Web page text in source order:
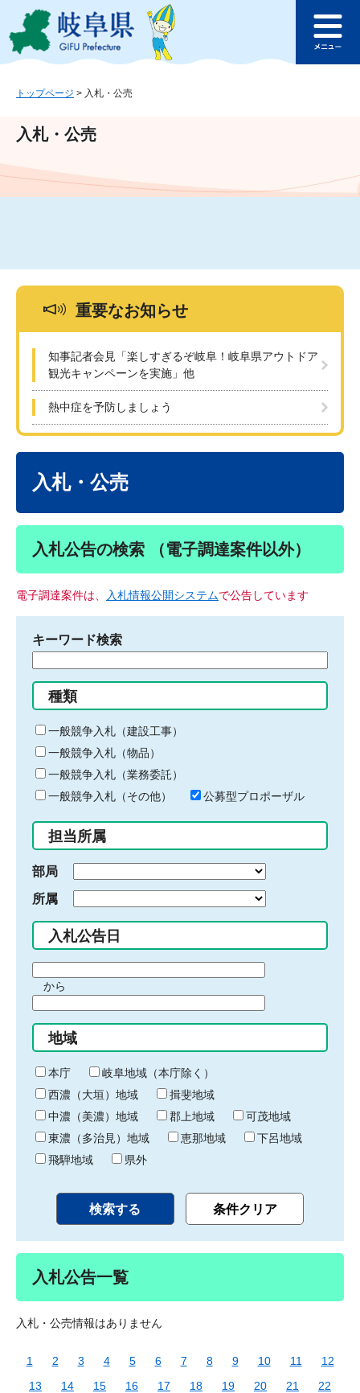
ジ
ュ
文
このページの本文へ
ュ
トップページ > 入札・公売
入札・公売
重要なお知らせ
知事記者会見「楽しすぎるぞ岐阜！岐阜県アウトドア
観光キャンペーンを実施」他
熱中症を予防しましょう
入札・公売
入札公告の検索 （電子調達案件以外）
電子調達案件は、 入札情報公開システムで公告しています
キーワード検索
る
キ
ー
ワ
ー
ド
入
力
種類
一般競争入札（建設工事）
一般競争入札（物品）
一般競争入札（業務委託）
一般競争入札（その他）
公募型プロポーザル
担当所属
部局
所属
入札公告日
間
始
り
から
間
終
わ
り
地域
本庁
岐阜地域（本庁除く）
西濃（大垣）地域
揖斐地域
中濃（美濃）地域
郡上地域
可茂地域
東濃（多治見）地域
恵那地域
下呂地域
飛騨地域
県外
入札公告一覧
入札・公売情報はありません
1 2 3 4 5 6 7 8 9 10 11
12
13
14 15 16 17 18 19 20 21
22